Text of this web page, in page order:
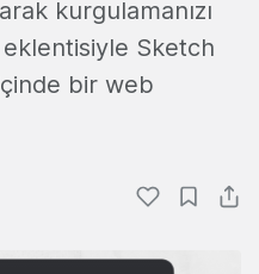
kurgulamanızı
Sketch
bir web